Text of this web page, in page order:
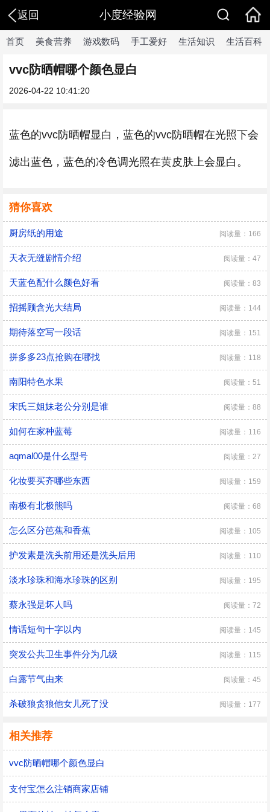
返回 小度经验网
首页 美食营养 游戏数码 手工爱好 生活知识 生活百科
vvc防晒帽哪个颜色显白
2026-04-22 10:41:20
蓝色的vvc防晒帽显白，蓝色的vvc防晒帽在光照下会
滤出蓝色，蓝色的冷色调光照在黄皮肤上会显白。
猜你喜欢
厨房纸的用途 阅读量：166
天衣无缝剧情介绍 阅读量：47
天蓝色配什么颜色好看 阅读量：83
招摇顾含光大结局 阅读量：144
期待落空写一段话 阅读量：151
拼多多23点抢购在哪找 阅读量：118
南阳特色水果 阅读量：51
宋氏三姐妹老公分别是谁 阅读量：88
如何在家种蓝莓 阅读量：116
aqmal00是什么型号 阅读量：27
化妆要买齐哪些东西 阅读量：159
南极有北极熊吗 阅读量：68
怎么区分芭蕉和香蕉 阅读量：105
护发素是洗头前用还是洗头后用 阅读量：110
淡水珍珠和海水珍珠的区别 阅读量：195
蔡永强是坏人吗 阅读量：72
情话短句十字以内 阅读量：145
突发公共卫生事件分为几级 阅读量：115
白露节气由来 阅读量：45
杀破狼贪狼他女儿死了没 阅读量：177
相关推荐
vvc防晒帽哪个颜色显白
支付宝怎么注销商家店铺